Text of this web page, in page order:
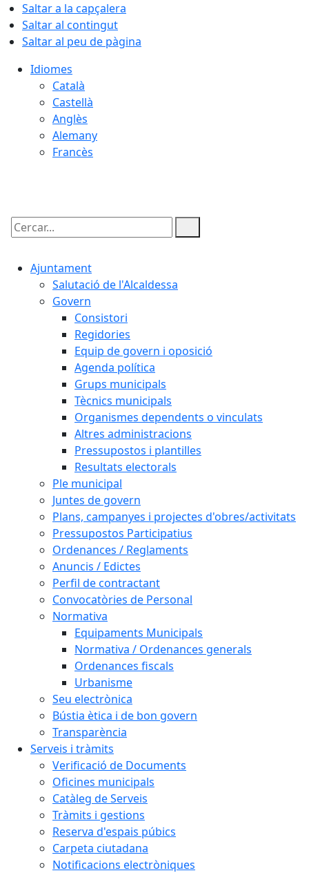
Saltar a la capçalera
Saltar al contingut
Saltar al peu de pàgina
Idiomes
Català
Castellà
Anglès
Alemany
Francès
Cercar:
Ajuntament
Salutació de l'Alcaldessa
Govern
Consistori
Regidories
Equip de govern i oposició
Agenda política
Grups municipals
Tècnics municipals
Organismes dependents o vinculats
Altres administracions
Pressupostos i plantilles
Resultats electorals
Ple municipal
Juntes de govern
Plans, campanyes i projectes d'obres/activitats
Pressupostos Participatius
Ordenances / Reglaments
Anuncis / Edictes
Perfil de contractant
Convocatòries de Personal
Normativa
Equipaments Municipals
Normativa / Ordenances generals
Ordenances fiscals
Urbanisme
Seu electrònica
Bústia ètica i de bon govern
Transparència
Serveis i tràmits
Verificació de Documents
Oficines municipals
Catàleg de Serveis
Tràmits i gestions
Reserva d'espais púbics
Carpeta ciutadana
Notificacions electròniques